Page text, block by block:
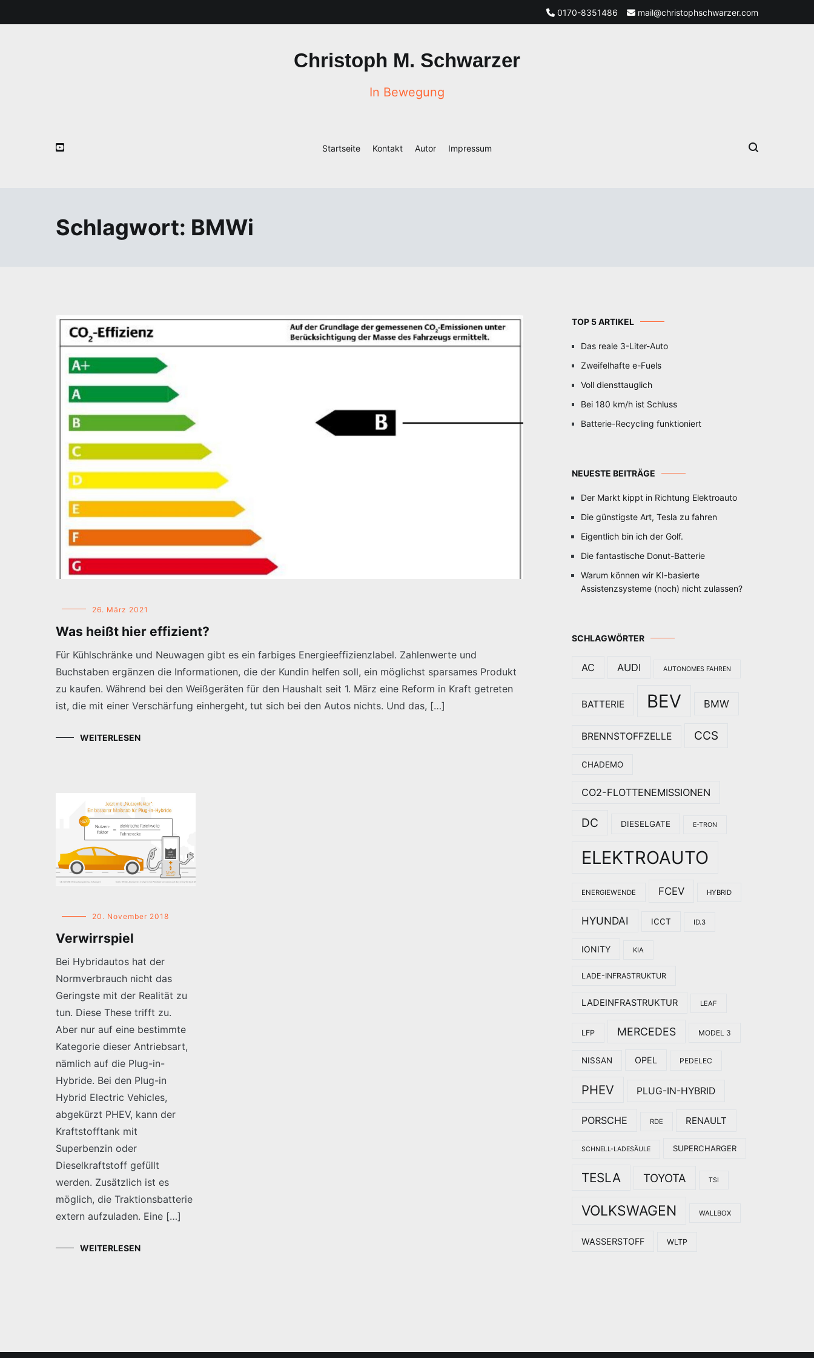
0170-8351486 mail@christophschwarzer.com
Christoph M. Schwarzer
In Bewegung
Startseite Kontakt Autor Impressum
Schlagwort: BMWi
26. März 2021
Was heißt hier effizient?
Für Kühlschränke und Neuwagen gibt es ein farbiges Energieeffizienzlabel. Zahlenwerte und
Buchstaben ergänzen die Informationen, die der Kundin helfen soll, ein möglichst sparsames Produkt
zu kaufen. Während bei den Weißgeräten für den Haushalt seit 1. März eine Reform in Kraft getreten
ist, die mit einer Verschärfung einhergeht, tut sich bei den Autos nichts. Und das, […]
WEITERLESEN
20. November 2018
Verwirrspiel
Bei Hybridautos hat der
Normverbrauch nicht das
Geringste mit der Realität zu
tun. Diese These trifft zu.
Aber nur auf eine bestimmte
Kategorie dieser Antriebsart,
nämlich auf die Plug-in-
Hybride. Bei den Plug-in
Hybrid Electric Vehicles,
abgekürzt PHEV, kann der
Kraftstofftank mit
Superbenzin oder
Dieselkraftstoff gefüllt
werden. Zusätzlich ist es
möglich, die Traktionsbatterie
extern aufzuladen. Eine […]
WEITERLESEN
TOP 5 ARTIKEL
Das reale 3-Liter-Auto
Zweifelhafte e-Fuels
Voll diensttauglich
Bei 180 km/h ist Schluss
Batterie-Recycling funktioniert
NEUESTE BEITRÄGE
Der Markt kippt in Richtung Elektroauto
Die günstigste Art, Tesla zu fahren
Eigentlich bin ich der Golf.
Die fantastische Donut-Batterie
Warum können wir KI-basierte
Assistenzsysteme (noch) nicht zulassen?
SCHLAGWÖRTER
AC AUDI AUTONOMES FAHREN
BATTERIE BEV BMW
BRENNSTOFFZELLE CCS
CHADEMO
CO2-FLOTTENEMISSIONEN
DC DIESELGATE E-TRON
ELEKTROAUTO
ENERGIEWENDE FCEV HYBRID
HYUNDAI ICCT ID.3
IONITY KIA
LADE-INFRASTRUKTUR
LADEINFRASTRUKTUR LEAF
LFP MERCEDES MODEL 3
NISSAN OPEL PEDELEC
PHEV PLUG-IN-HYBRID
PORSCHE RDE RENAULT
SCHNELL-LADESÄULE SUPERCHARGER
TESLA TOYOTA TSI
VOLKSWAGEN WALLBOX
WASSERSTOFF WLTP